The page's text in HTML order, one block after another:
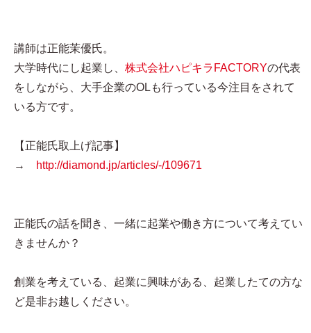
講師は正能茉優氏。
大学時代にし起業し、 株式会社ハピキラFACTORYの代表
をしながら、大手企業のOLも行っている今注目をされて
いる方です。
【正能氏取上げ記事】
→
http://diamond.jp/articles/-/109671
正能氏の話を聞き、一緒に起業や働き方について考えてい
きませんか？
創業を考えている、起業に興味がある、起業したての方な
ど是非お越しください。